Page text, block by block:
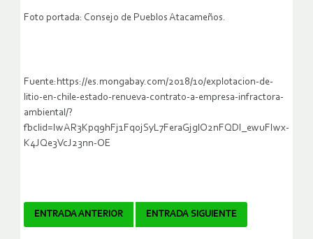
Foto portada: Consejo de Pueblos Atacameños.
Fuente:https://es.mongabay.com/2018/10/explotacion-de-
litio-en-chile-estado-renueva-contrato-a-empresa-infractora-
ambiental/?
fbclid=IwAR3Kpq9hFj1FqojSyL7FeraGjglO2nFQDI_ewuFIwx-
K4JQe3VcJ23nn-OE
Navegador
ENTRADA ANTERIOR ENTRADA SIGUIENTE